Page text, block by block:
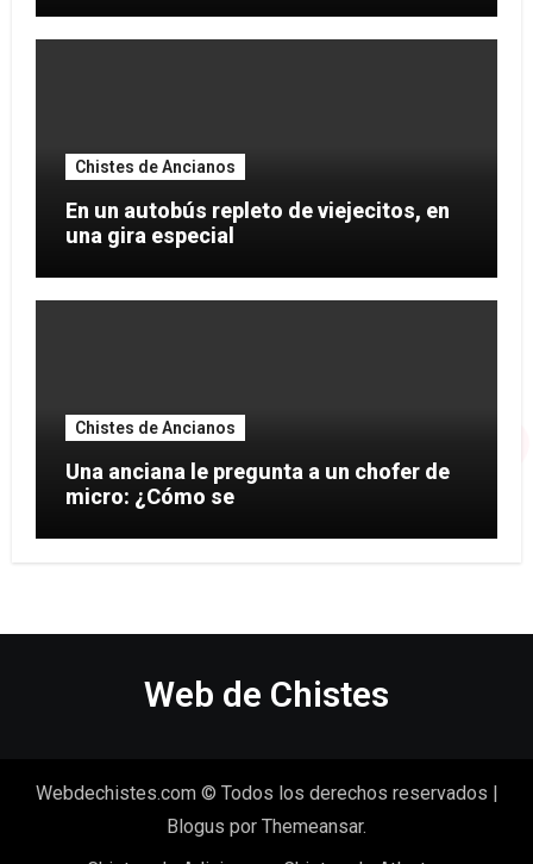
Chistes de Ancianos
En un autobús repleto de viejecitos, en
una gira especial
Chistes de Ancianos
Una anciana le pregunta a un chofer de
micro: ¿Cómo se
Web de Chistes
Webdechistes.com © Todos los derechos reservados
Blogus por Themeansar.